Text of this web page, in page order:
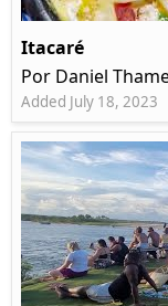
Itacaré
Por Daniel
Added July 18, 2023